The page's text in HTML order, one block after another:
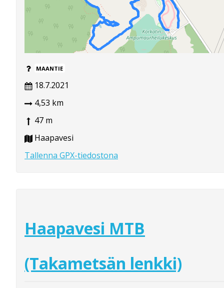
MAANTIE
18.7.2021
4,53 km
47 m
Haapavesi
Tallenna GPX-tiedostona
Haapavesi MTB
(Takametsän lenkki)